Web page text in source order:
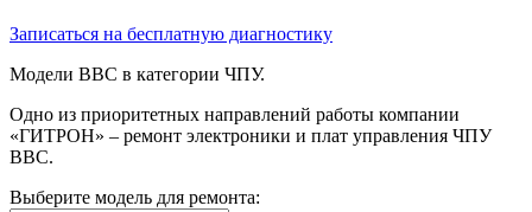
Записаться на бесплатную диагностику
Модели BBC в категории ЧПУ.
Одно из приоритетных направлений работы компании
«ГИТРОН» – ремонт электроники и плат управления ЧПУ
BBC.
Выберите модель для ремонта: